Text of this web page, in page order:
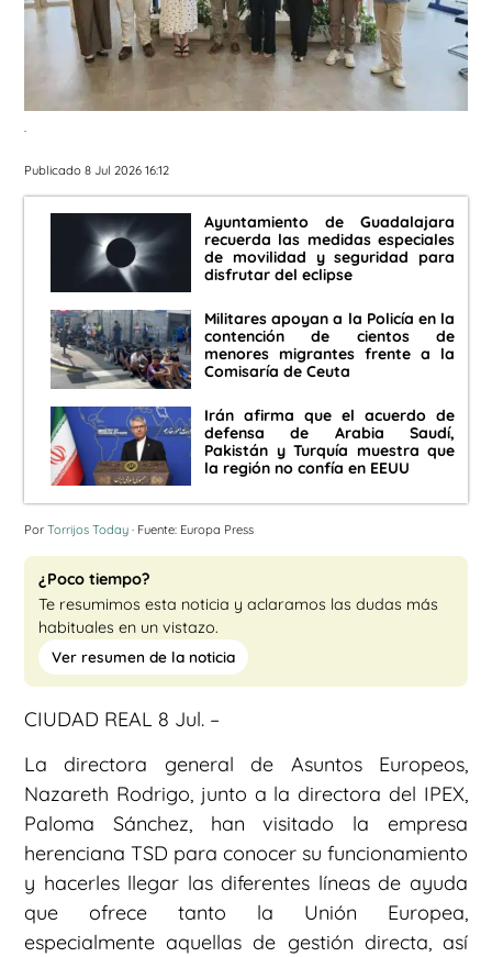
.
Publicado 8 Jul 2026 16:12
Ayuntamiento de Guadalajara
recuerda las medidas especiales
de movilidad y seguridad para
disfrutar del eclipse
Militares apoyan a la Policía en la
contención de cientos de
menores migrantes frente a la
Comisaría de Ceuta
Irán afirma que el acuerdo de
defensa de Arabia Saudí,
Pakistán y Turquía muestra que
la región no confía en EEUU
Por Torrijos Today · Fuente: Europa Press
¿Poco tiempo?
Te resumimos esta noticia y aclaramos las dudas más
habituales en un vistazo.
Ver resumen de la noticia
CIUDAD REAL 8 Jul. –
La directora general de Asuntos Europeos,
Nazareth Rodrigo, junto a la directora del IPEX,
Paloma Sánchez, han visitado la empresa
herenciana TSD para conocer su funcionamiento
y hacerles llegar las diferentes líneas de ayuda
que ofrece tanto la Unión Europea,
especialmente aquellas de gestión directa, así